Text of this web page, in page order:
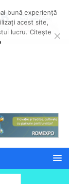
bună experiență
acest site,
lucru. Citește